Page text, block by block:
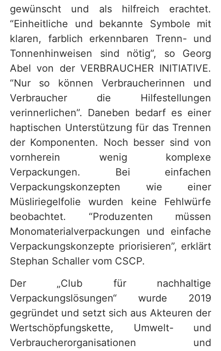
gewünscht und als hilfreich erachtet.
“Einheitliche und bekannte Symbole mit
klaren, farblich erkennbaren Trenn- und
Tonnenhinweisen sind nötig”, so Georg
Abel von der VERBRAUCHER INITIATIVE.
“Nur so können Verbraucherinnen und
Verbraucher die Hilfestellungen
verinnerlichen”. Daneben bedarf es einer
haptischen Unterstützung für das Trennen
der Komponenten. Noch besser sind von
vornherein wenig komplexe
Verpackungen. Bei einfachen
Verpackungskonzepten wie einer
Müsliriegelfolie wurden keine Fehlwürfe
beobachtet. “Produzenten müssen
Monomaterialverpackungen und einfache
Verpackungskonzepte priorisieren”, erklärt
Stephan Schaller vom CSCP.
Der „Club für nachhaltige
Verpackungslösungen“ wurde 2019
gegründet und setzt sich aus Akteuren der
Wertschöpfungskette, Umwelt- und
Verbraucherorganisationen und